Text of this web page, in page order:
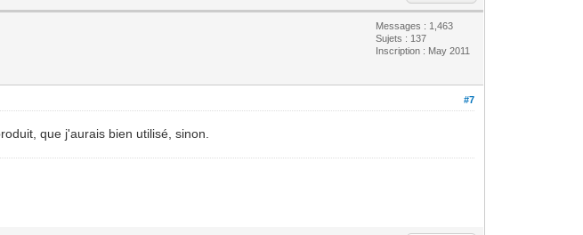
Messages : 1,463
Sujets : 137
Inscription : May 2011
#7
que j'aurais bien utilisé, sinon.